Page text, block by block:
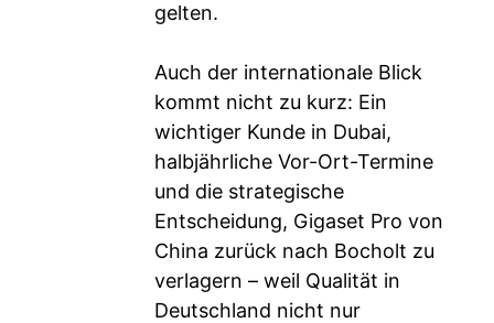
gelten.
Auch der internationale Blick
kommt nicht zu kurz: Ein
wichtiger Kunde in Dubai,
halbjährliche Vor-Ort-Termine
und die strategische
Entscheidung, Gigaset Pro von
China zurück nach Bocholt zu
verlagern – weil Qualität in
Deutschland nicht nur